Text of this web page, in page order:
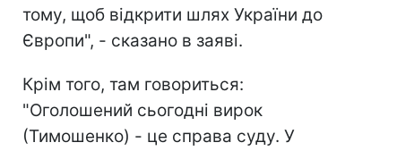
тому, щоб відкрити шлях України до
Європи", - сказано в заяві.
Крім того, там говориться:
"Оголошений сьогодні вирок
(Тимошенко) - це справа суду. У